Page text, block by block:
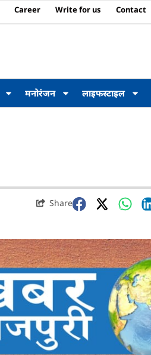
Career Write for us Contact
मनोरंजन लाइफस्टाइल
Share